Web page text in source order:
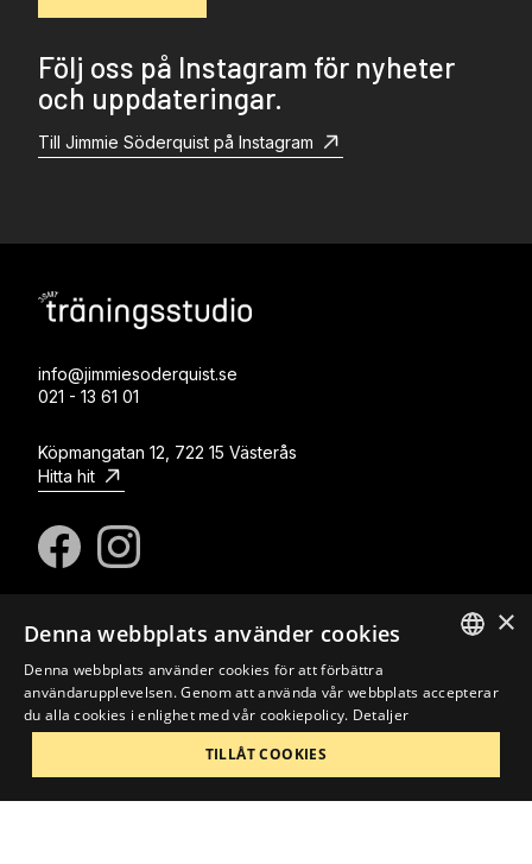
Följ oss på Instagram för nyheter
och uppdateringar.
Till Jimmie Söderquist på Instagram
info@jimmiesoderquist.se
021 - 13 61 01
Köpmangatan 12, 722 15 Västerås
Hitta hit
© Copyright Jimmie Söderquist Massage & Träning
Design och webbproduktion avHabitat Reklambyrå
SWEDISH
×
Denna webbplats använder cookies
Denna webbplats använder cookies för att förbättra
användarupplevelsen. Genom att använda vår webbplats accepterar
du alla cookies i enlighet med vår cookiepolicy. Detaljer
TILLÅT COOKIES